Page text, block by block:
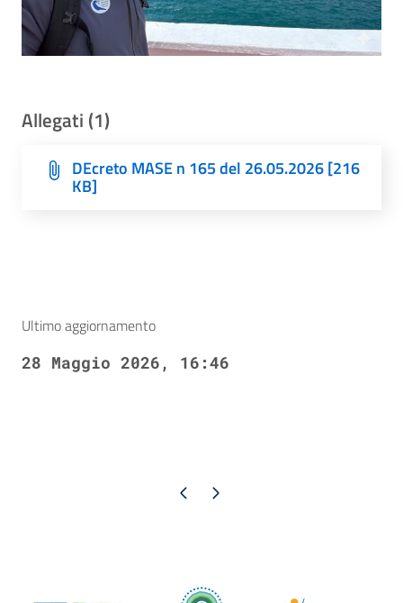
Allegati (1)
DEcreto MASE n 165 del 26.05.2026 [216
KB]
Ultimo aggiornamento
28 Maggio 2026, 16:46
Pagina precedente
Pagina successiva